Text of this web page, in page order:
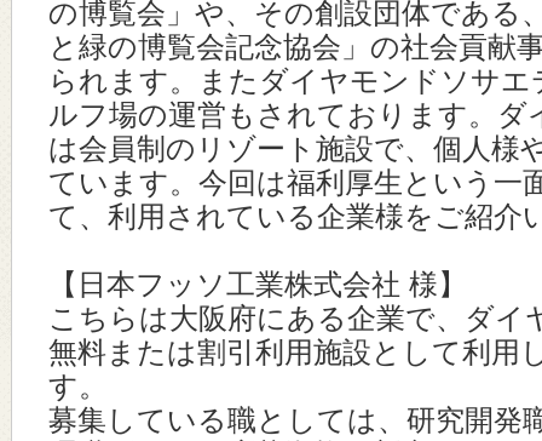
の博覧会」や、その創設団体である
と緑の博覧会記念協会」の社会貢献
られます。またダイヤモンドソサ
ルフ場の運営もされております。
は会員制のリゾート施設で、個人様
ています。今回は福利厚生という一
て、利用されている企業様をご紹介
【日本フッソ工業株式会社 様】
こちらは大阪府にある企業で、ダ
無料または割引利用施設として利用
す。
募集している職としては、研究開発